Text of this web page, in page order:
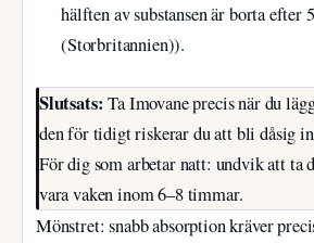
hälften av substansen är borta
(Storbritannien)).
Slutsats: Ta Imovane precis när du
den för tidigt riskerar du att bli dåsig
För dig som arbetar natt: undvik att ta
vara vaken inom 6–8 timmar.
Mönstret: snabb absorption kräver